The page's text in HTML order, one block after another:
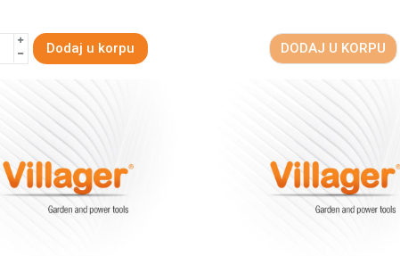
Dodaj u korpu DODAJ U KORPU